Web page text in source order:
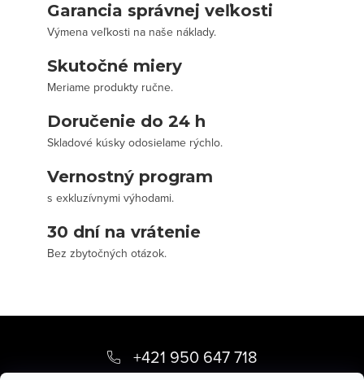
Garancia správnej veľkosti
Výmena veľkosti na naše náklady.
Skutočné miery
Meriame produkty ručne.
Doručenie do 24 h
Skladové kúsky odosielame rýchlo.
Vernostný program
s exkluzívnymi výhodami.
30 dní na vrátenie
Bez zbytočných otázok.
+421 950 647 718